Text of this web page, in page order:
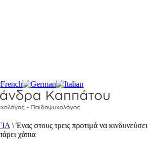
Ψυχολόγος –
\Ένας στους τρεις προτιμά να κινδυνεύσει
χάπια